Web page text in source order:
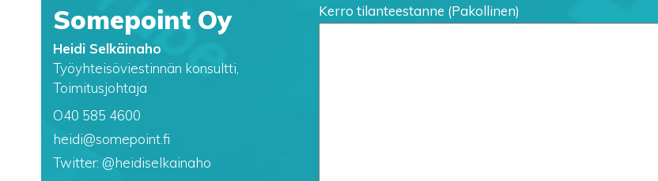
Somepoint Oy
Heidi Selkäinaho
Työyhteisöviestinnän konsultti,
Toimitusjohtaja
O40 585 4600
heidi@somepoint.fi
Twitter: @heidiselkainaho
Kerro tilanteestanne (Pakollinen)